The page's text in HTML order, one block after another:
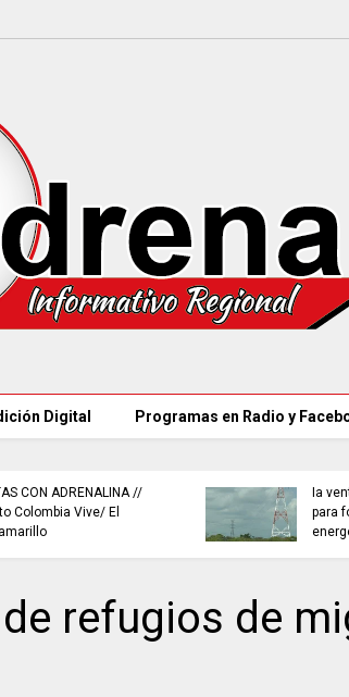
Digital Programas en Radio y
CON ADRENALINA //
Colombia Vive/ El
la
para
refugios de